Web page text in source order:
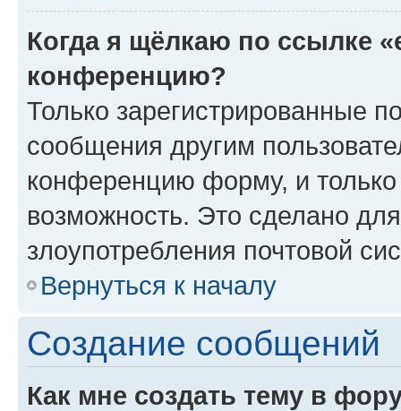
Когда я щёлкаю по ссылке
конференцию?
Только зарегистрированные
сообщения другим
конференцию форму, и
возможность. Это сделано
злоупотребления почтовой
Вернуться к началу
Создание сообщений
Как мне создать тему в